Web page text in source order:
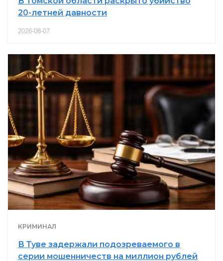
20-летней давности
2026-08-07
КРИМИНАЛ
В Туве задержали подозреваемого в
серии мошенничеств на миллион рублей